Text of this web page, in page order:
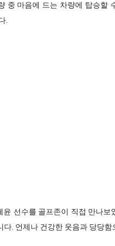
중 마음에 드는 차량에 탑승할
.
선수를 골프존이 직접 만나보
. 언제나 건강한 웃음과 당당